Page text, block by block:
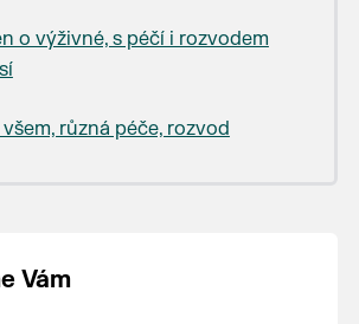
o výživné, s péčí i rozvodem
různá péče, rozvod
Vám